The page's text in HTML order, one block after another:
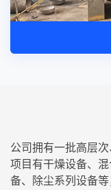
公司拥有一批高层
项目有干燥设备、
备、除尘系列设备